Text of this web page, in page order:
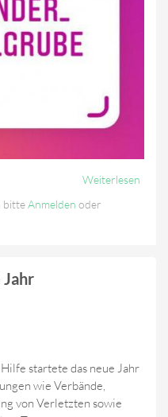
Weiterlesen
bitteAnmelden oder
startete das neue Jahr
wie Verbände,
von Verletzten sowie